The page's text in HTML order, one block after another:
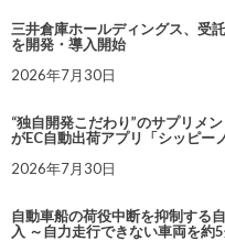
三井倉庫ホールディングス、受
を開発・導入開始
2026年7月30日
“独自開発こだわり”のサプリメ
がEC自動出荷アプリ「シッピー
2026年7月30日
自動車船の荷役中断を抑制する
入 ～自力走行できない車両を約